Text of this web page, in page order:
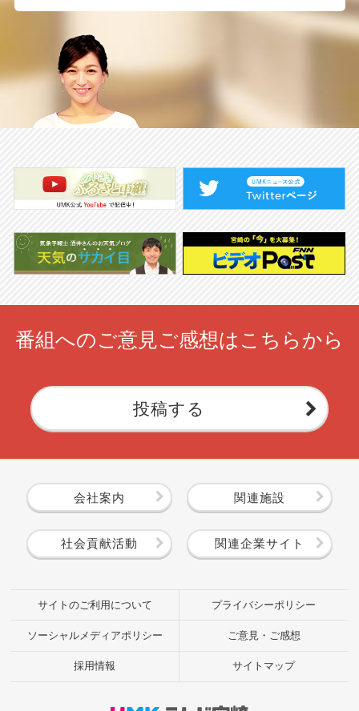
番組へのご意見ご感想はこちらから
投稿する
会社案内 関連施設
社会貢献活動 関連企業サイト
サイトのご利用について プライバシーポリシー
ソーシャルメディアポリシー ご意見・ご感想
採用情報 サイトマップ